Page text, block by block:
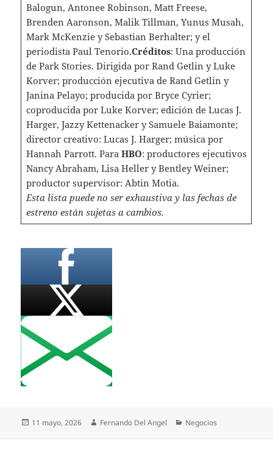
Balogun, Antonee Robinson, Matt Freese,
Brenden Aaronson, Malik Tillman, Yunus Musah,
Mark McKenzie y Sebastian Berhalter; y el
periodista Paul Tenorio.Créditos: Una producción
de Park Stories. Dirigida por Rand Getlin y Luke
Korver; producción ejecutiva de Rand Getlin y
Janina Pelayo; producida por Bryce Cyrier;
coproducida por Luke Korver; edición de Lucas J.
Harger, Jazzy Kettenacker y Samuele Baiamonte;
director creativo: Lucas J. Harger; música por
Hannah Parrott. Para HBO: productores ejecutivos
Nancy Abraham, Lisa Heller y Bentley Weiner;
productor supervisor: Abtin Motia.
Esta lista puede no ser exhaustiva y las fechas de
estreno están sujetas a cambios.
Publicado
11 mayo, 2026 Autor
Fernando Del Angel Categorías
Negocios